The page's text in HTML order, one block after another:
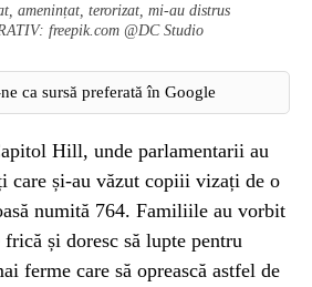
amenințat, terorizat, mi-au distrus
freepik.com @DC Studio
ca sursă preferată în Google
Hill, unde parlamentarii au
care și-au văzut copiii vizați de o
numită 764. Familiile au vorbit
și doresc să lupte pentru
ferme care să oprească astfel de